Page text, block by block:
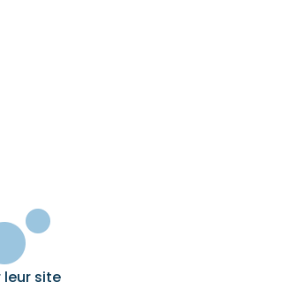
leur site